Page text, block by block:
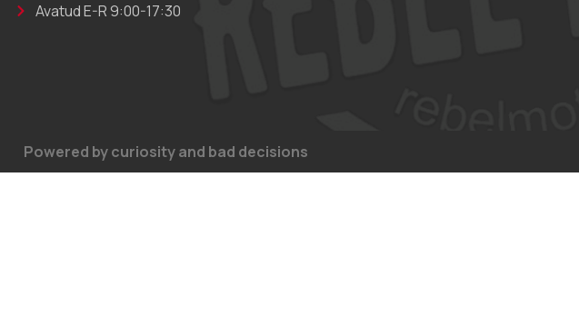
Avatud E-R 9:00-17:30
Powered by curiosity and bad decisions